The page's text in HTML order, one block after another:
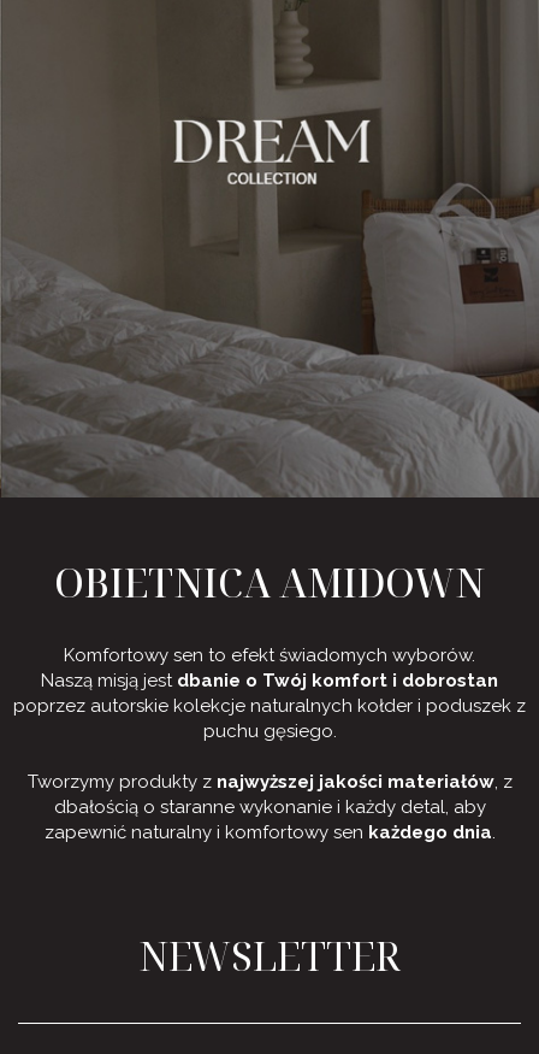
OBIETNICA AMIDOWN
Komfortowy sen to efekt świadomych wyborów.
Naszą misją jest dbanie o Twój komfort i dobrostan
poprzez autorskie kolekcje naturalnych kołder i poduszek z
puchu gęsiego.
Tworzymy produkty z najwyższej jakości materiałów, z
dbałością o staranne wykonanie i każdy detal, aby
zapewnić naturalny i komfortowy sen każdego dnia.
NEWSLETTER